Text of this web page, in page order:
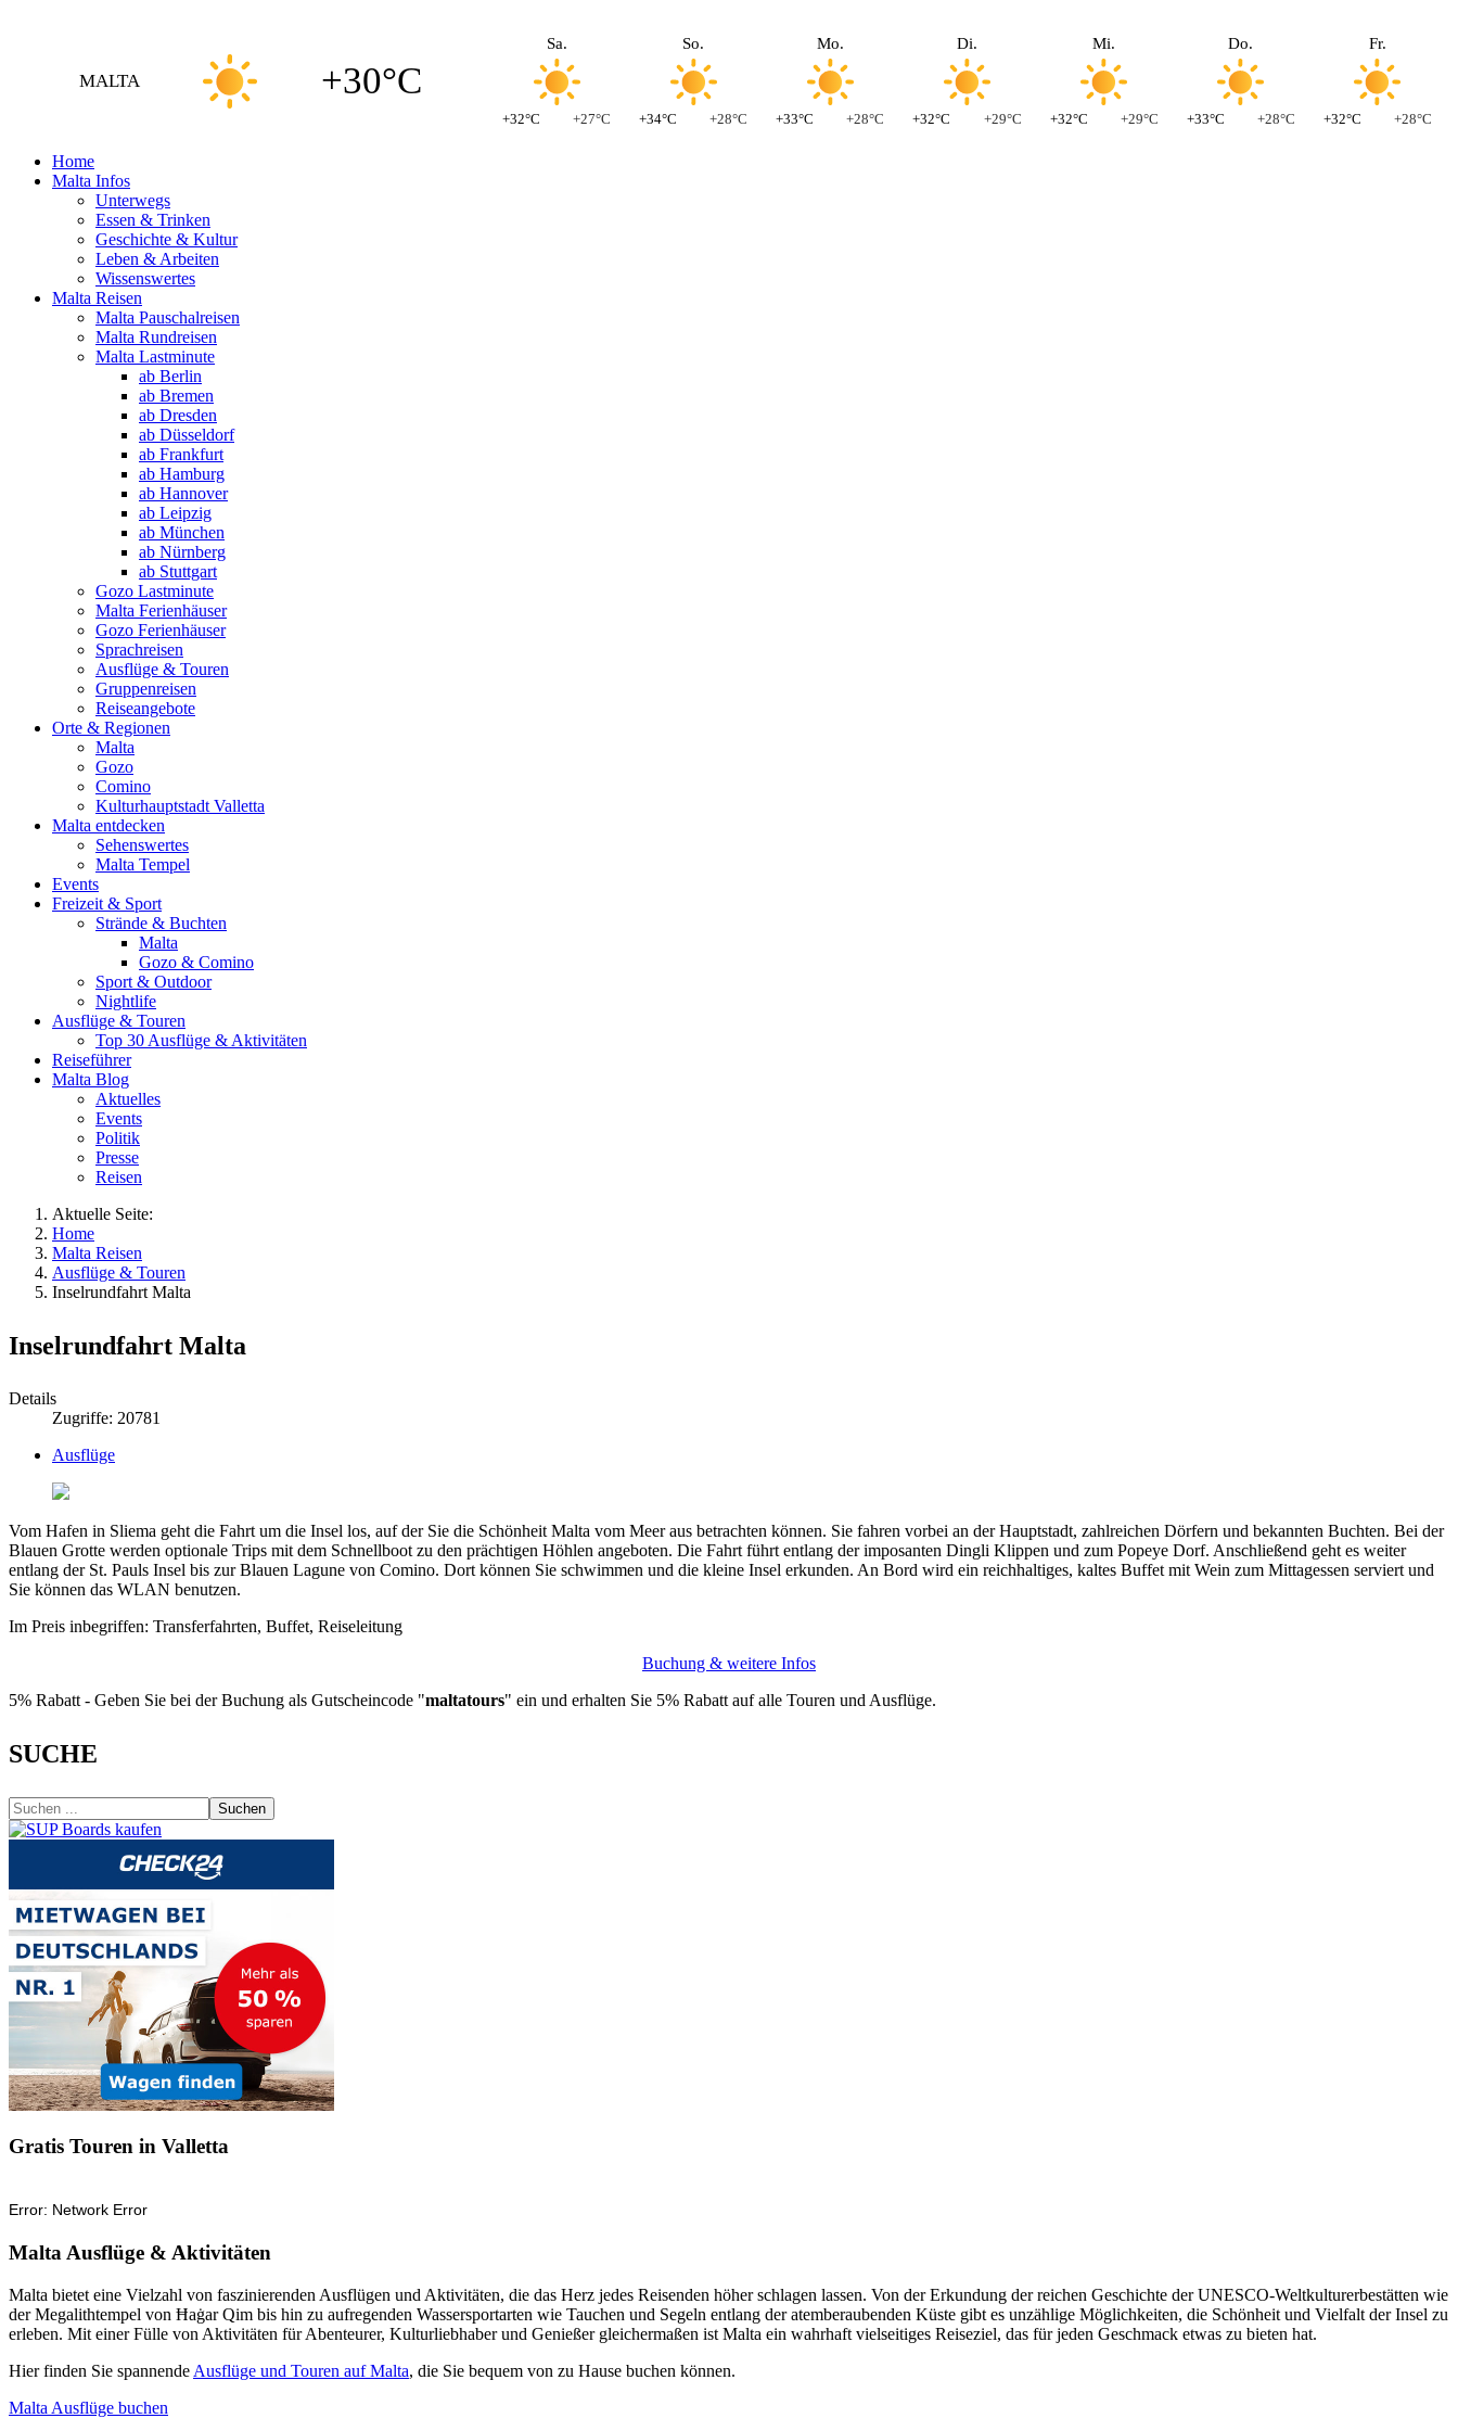
MALTA +30°C
Sa.
+32°C +27°C
So.
+34°C +28°C
Mo.
+33°C +28°C
Di.
+32°C +29°C
Mi.
+32°C +29°C
Do.
+33°C +28°C
Fr.
+32°C +28°C
Home
Malta Infos
Unterwegs
Essen & Trinken
Geschichte & Kultur
Leben & Arbeiten
Wissenswertes
Malta Reisen
Malta Pauschalreisen
Malta Rundreisen
Malta Lastminute
ab Berlin
ab Bremen
ab Dresden
ab Düsseldorf
ab Frankfurt
ab Hamburg
ab Hannover
ab Leipzig
ab München
ab Nürnberg
ab Stuttgart
Gozo Lastminute
Malta Ferienhäuser
Gozo Ferienhäuser
Sprachreisen
Ausflüge & Touren
Gruppenreisen
Reiseangebote
Orte & Regionen
Malta
Gozo
Comino
Kulturhauptstadt Valletta
Malta entdecken
Sehenswertes
Malta Tempel
Events
Freizeit & Sport
Strände & Buchten
Malta
Gozo & Comino
Sport & Outdoor
Nightlife
Ausflüge & Touren
Top 30 Ausflüge & Aktivitäten
Reiseführer
Malta Blog
Aktuelles
Events
Politik
Presse
Reisen
Aktuelle Seite:
Home
Malta Reisen
Ausflüge & Touren
Inselrundfahrt Malta
Inselrundfahrt Malta
Details
Zugriffe: 20781
Ausflüge
Vom Hafen in Sliema geht die Fahrt um die Insel los, auf der Sie die Schönheit Malta vom Meer aus betrachten können. Sie fahren vorbei an der Hauptstadt, zahlreichen Dörfern und bekannten Buchten. Bei der
Blauen Grotte werden optionale Trips mit dem Schnellboot zu den prächtigen Höhlen angeboten. Die Fahrt führt entlang der imposanten Dingli Klippen und zum Popeye Dorf. Anschließend geht es weiter
entlang der St. Pauls Insel bis zur Blauen Lagune von Comino. Dort können Sie schwimmen und die kleine Insel erkunden. An Bord wird ein reichhaltiges, kaltes Buffet mit Wein zum Mittagessen serviert und
Sie können das WLAN benutzen.
Im Preis inbegriffen: Transferfahrten, Buffet, Reiseleitung
Buchung & weitere Infos
5% Rabatt - Geben Sie bei der Buchung als Gutscheincode "maltatours" ein und erhalten Sie 5% Rabatt auf alle Touren und Ausflüge.
SUCHE
Suchen
Gratis Touren in Valletta
Malta Ausflüge & Aktivitäten
Malta bietet eine Vielzahl von faszinierenden Ausflügen und Aktivitäten, die das Herz jedes Reisenden höher schlagen lassen. Von der Erkundung der reichen Geschichte der UNESCO-Weltkulturerbestätten wie
der Megalithtempel von Ħaġar Qim bis hin zu aufregenden Wassersportarten wie Tauchen und Segeln entlang der atemberaubenden Küste gibt es unzählige Möglichkeiten, die Schönheit und Vielfalt der Insel zu
erleben. Mit einer Fülle von Aktivitäten für Abenteurer, Kulturliebhaber und Genießer gleichermaßen ist Malta ein wahrhaft vielseitiges Reiseziel, das für jeden Geschmack etwas zu bieten hat.
Hier finden Sie spannende Ausflüge und Touren auf Malta, die Sie bequem von zu Hause buchen können.
Malta Ausflüge buchen